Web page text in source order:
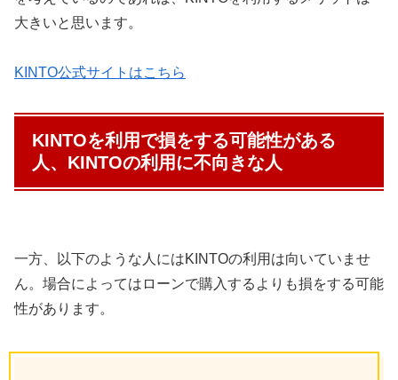
大きいと思います。
KINTO公式サイトはこちら
KINTOを利用で損をする可能性がある
人、KINTOの利用に不向きな人
一方、以下のような人にはKINTOの利用は向いていませ
ん。場合によってはローンで購入するよりも損をする可能
性があります。